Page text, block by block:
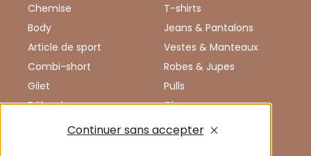
Chemise
Body
Article de sport
Combi-short
Gilet
Débardeur
Combinaison
T-shirts
Jeans & Pantalons
Vestes & Manteaux
Robes & Jupes
Pulls
Chaussures
Enfants
Continuer sans accepter